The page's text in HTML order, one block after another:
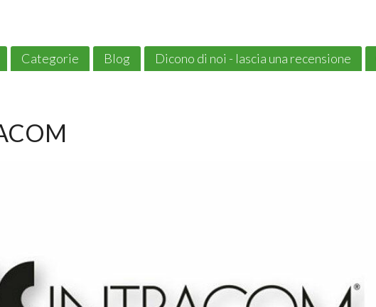
Categorie Blog Dicono di noi - lascia una recensione